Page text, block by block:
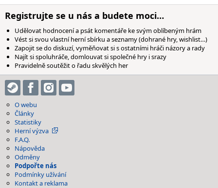
Registrujte se u nás a budete moci…
Udělovat hodnocení a psát komentáře ke svým oblíbeným hrám
Vést si svou vlastní herní sbírku a seznamy (dohrané hry, wishlist…)
Zapojit se do diskuzí, vyměňovat si s ostatními hráči názory a rady
Najít si spoluhráče, domlouvat si společné hry i srazy
Pravidelně soutěžit o řadu skvělých her
O webu
Články
Statistiky
Herní výzva
F.A.Q.
Nápověda
Odměny
Podpořte nás
Podmínky užívání
Kontakt a reklama